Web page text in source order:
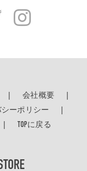
会社概要
ーポリシー
TOPに戻る